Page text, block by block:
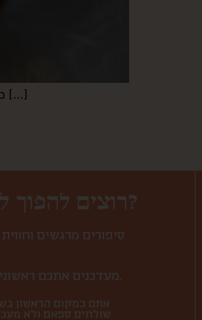
כמו כל הדברים הטובים, גם הסיר הזה קרה בטעות. לא טעות, כלומר, בלי כוונה תחילה. ואיזה יופי שזה קרה, כי ברגע שתקחו כף ותתחילו לאכול […]
רוצים להפוך למשפחה?
סיפורים מרגשים
אתם במקום הראשון
שולחים ספאם ולא